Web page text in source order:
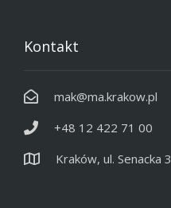
Kontakt
mak@ma.krakow.pl
+48 12 422 71 00
Kraków, ul. Senacka 3